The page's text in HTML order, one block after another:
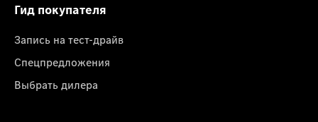
Гид покупателя
Запись на тест-драйв
Спецпредложения
Выбрать дилера